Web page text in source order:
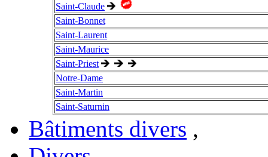
Saint-Claude
Saint-Bonnet
Saint-Laurent
Saint-Maurice
Saint-Priest
Notre-Dame
Saint-Martin
Saint-Saturnin
Bâtiments divers ,